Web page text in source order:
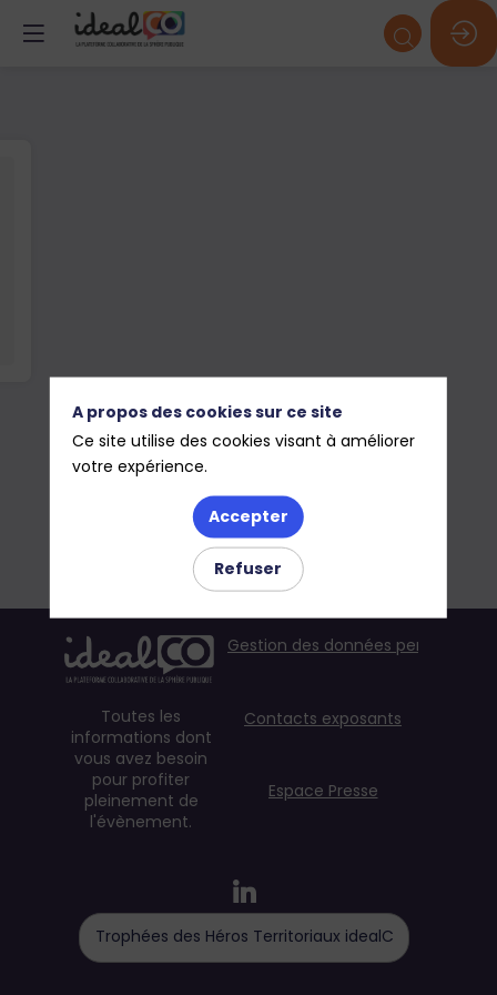
Toutes les
informations dont
vous avez besoin
pour profiter
pleinement de
l'évènement.
Gestion des données personnelles
Contacts exposants
Espace Presse
Trophées des Héros Territoriaux idealCO
A propos des cookies sur ce site
Ce site utilise des cookies visant à améliorer
votre expérience.
Accepter
Refuser